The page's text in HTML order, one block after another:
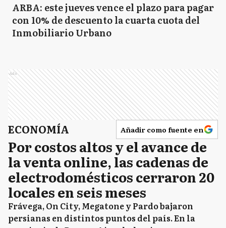
ARBA: este jueves vence el plazo para pagar
con 10% de descuento la cuarta cuota del
Inmobiliario Urbano
Ads
ECONOMÍA Añadir como fuente en
Por costos altos y el avance de
la venta online, las cadenas de
electrodomésticos cerraron 20
locales en seis meses
Frávega, On City, Megatone y Pardo bajaron
persianas en distintos puntos del país. En la